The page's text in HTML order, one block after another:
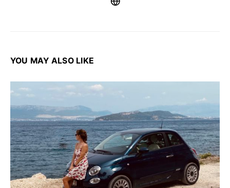
YOU MAY ALSO LIKE